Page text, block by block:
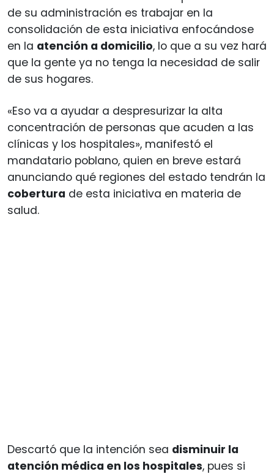
de su administración es trabajar en la
consolidación de esta iniciativa enfocándose
en la atención a domicilio, lo que a su vez hará
que la gente ya no tenga la necesidad de salir
de sus hogares.
«Eso va a ayudar a despresurizar la alta
concentración de personas que acuden a las
clínicas y los hospitales», manifestó el
mandatario poblano, quien en breve estará
anunciando qué regiones del estado tendrán la
cobertura de esta iniciativa en materia de
salud.
Descartó que la intención sea disminuir la
atención médica en los hospitales, pues si